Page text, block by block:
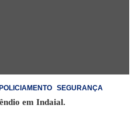
POLICIAMENTO SEGURANÇA
em Indaial.